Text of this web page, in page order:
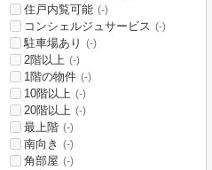
住戸内覧可能 (-)
コンシェルジュサービス (-)
駐車場あり (-)
2階以上 (-)
1階の物件 (-)
10階以上 (-)
20階以上 (-)
最上階 (-)
南向き (-)
角部屋 (-)